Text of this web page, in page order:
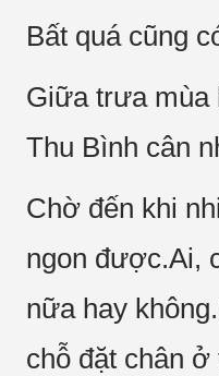
Bất quá cũng
Giữa trưa mùa
Thu Bình cân
Chờ đến khi
ngon được.Ai,
nữa hay
chỗ đặt chân